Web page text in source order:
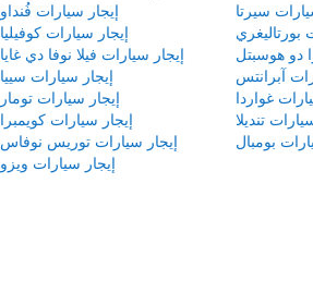
إيجار سيارات فُنداو
سيرتا
إيجار سيارات كوفيليا
بورتاليغري
إيجار سيارات فيلا نوفا دي غايا
دو هوسبتل
إيجار سيارات سييا
آبرانتس
إيجار سيارات تومار
غواردا
إيجار سيارات كويمبرا
تنديلا
إيجار سيارات توريس نوفاس
بومبال
إيجار سيارات ويزو